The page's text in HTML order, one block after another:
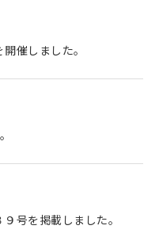
催しました。
号を掲載しました。